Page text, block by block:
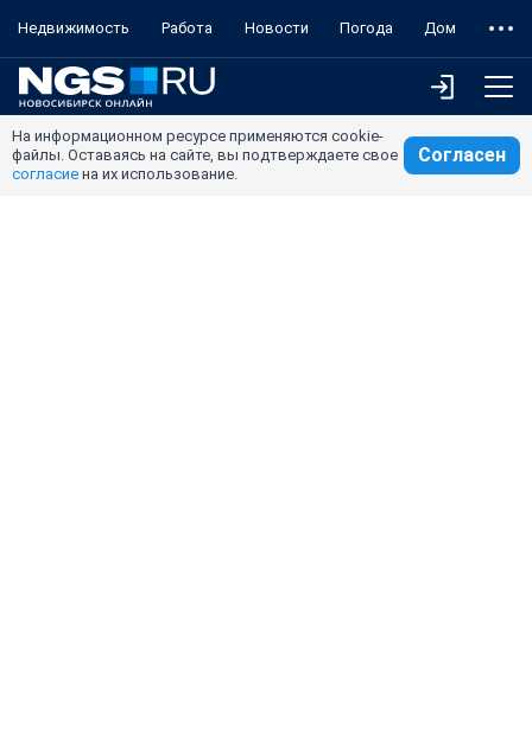
Недвижимость Работа Новости Погода Дом
На информационном ресурсе применяются cookie-
файлы. Оставаясь на сайте, вы подтверждаете свое
согласие на их использование.
Согласен